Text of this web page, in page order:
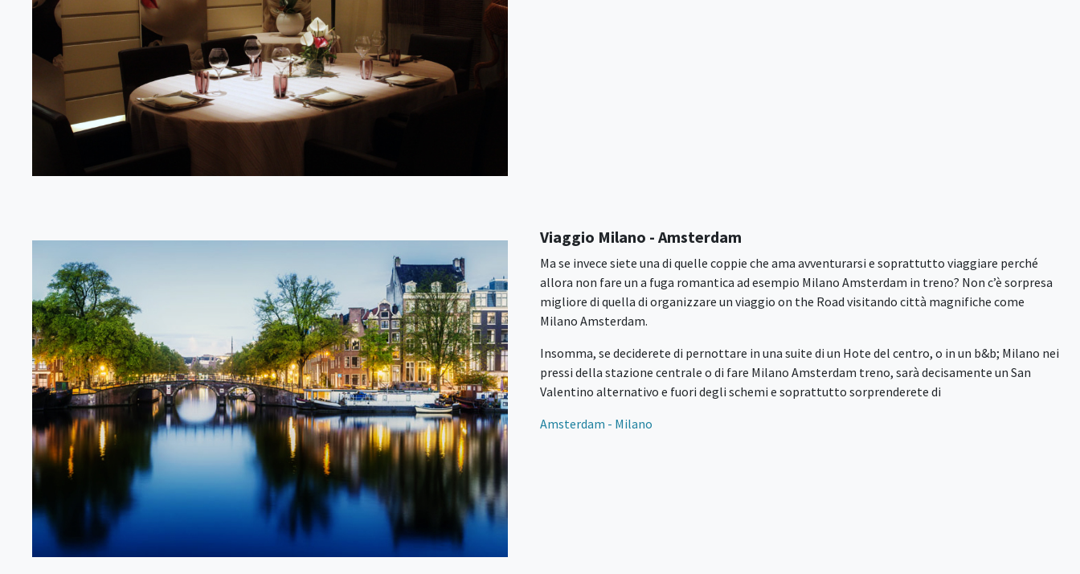
Viaggio Milano - Amsterdam
Ma se invece siete una di quelle coppie che ama avventurarsi e soprattutto viaggiare perché
allora non fare un a fuga romantica ad esempio Milano Amsterdam in treno? Non c’è sorpresa
migliore di quella di organizzare un viaggio on the Road visitando città magnifiche come
Milano Amsterdam.
Insomma, se deciderete di pernottare in una suite di un Hote del centro, o in un b&b; Milano nei
pressi della stazione centrale o di fare Milano Amsterdam treno, sarà decisamente un San
Valentino alternativo e fuori degli schemi e soprattutto sorprenderete di
Amsterdam - Milano